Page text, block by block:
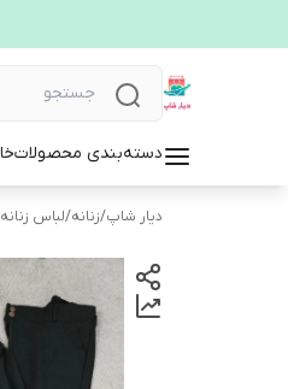
دسته‌بندی محصولات
دیار شاپ/زنانه/لباس زنانه